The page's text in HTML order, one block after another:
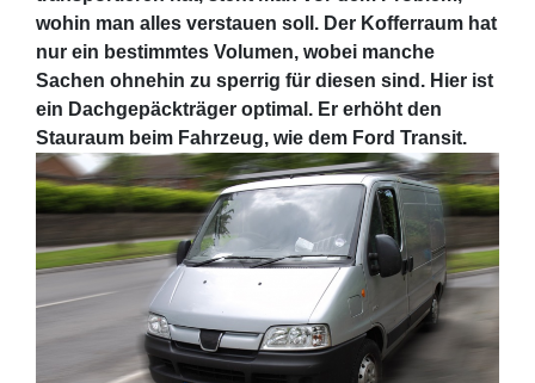
wohin man alles verstauen soll. Der Kofferraum hat
nur ein bestimmtes Volumen, wobei manche
Sachen ohnehin zu sperrig für diesen sind. Hier ist
ein Dachgepäckträger optimal. Er erhöht den
Stauraum beim Fahrzeug, wie dem Ford Transit.